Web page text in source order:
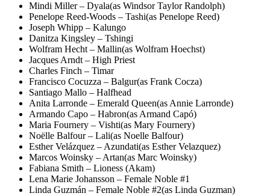
Mindi Miller – Dyala(as Windsor Taylor Randolph)
Penelope Reed-Woods – Tashi(as Penelope Reed)
Joseph Whipp – Kalungo
Danitza Kingsley – Tshingi
Wolfram Hecht – Mallin(as Wolfram Hoechst)
Jacques Arndt – High Priest
Charles Finch – Timar
Francisco Cocuzza – Balgur(as Frank Cocza)
Santiago Mallo – Halfhead
Anita Larronde – Emerald Queen(as Annie Larronde)
Armando Capo – Habron(as Armand Capó)
Maria Fournery – Vishti(as Mary Fournery)
Noëlle Balfour – Lali(as Noelle Balfour)
Esther Velázquez – Azundati(as Esther Velazquez)
Marcos Woinsky – Artan(as Marc Woinsky)
Fabiana Smith – Lioness (Akam)
Lena Marie Johansson – Female Noble #1
Linda Guzmán – Female Noble #2(as Linda Guzman)